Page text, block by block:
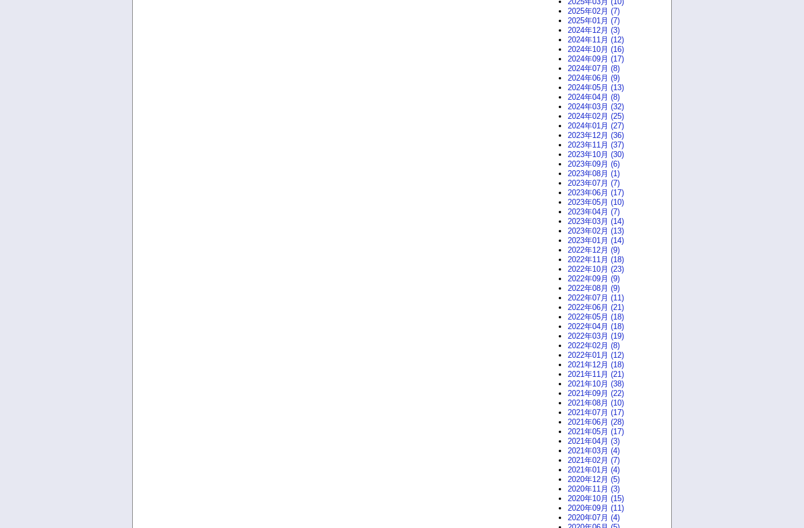
2025年02月 (7)
2025年01月 (7)
2024年12月 (3)
2024年11月 (12)
2024年10月 (16)
2024年09月 (17)
2024年07月 (8)
2024年06月 (9)
2024年05月 (13)
2024年04月 (8)
2024年03月 (32)
2024年02月 (25)
2024年01月 (27)
2023年12月 (36)
2023年11月 (37)
2023年10月 (30)
2023年09月 (6)
2023年08月 (1)
2023年07月 (7)
2023年06月 (17)
2023年05月 (10)
2023年04月 (7)
2023年03月 (14)
2023年02月 (13)
2023年01月 (14)
2022年12月 (9)
2022年11月 (18)
2022年10月 (23)
2022年09月 (9)
2022年08月 (9)
2022年07月 (11)
2022年06月 (21)
2022年05月 (18)
2022年04月 (18)
2022年03月 (19)
2022年02月 (8)
2022年01月 (12)
2021年12月 (18)
2021年11月 (21)
2021年10月 (38)
2021年09月 (22)
2021年08月 (10)
2021年07月 (17)
2021年06月 (28)
2021年05月 (17)
2021年04月 (3)
2021年03月 (4)
2021年02月 (7)
2021年01月 (4)
2020年12月 (5)
2020年11月 (3)
2020年10月 (15)
2020年09月 (11)
2020年07月 (4)